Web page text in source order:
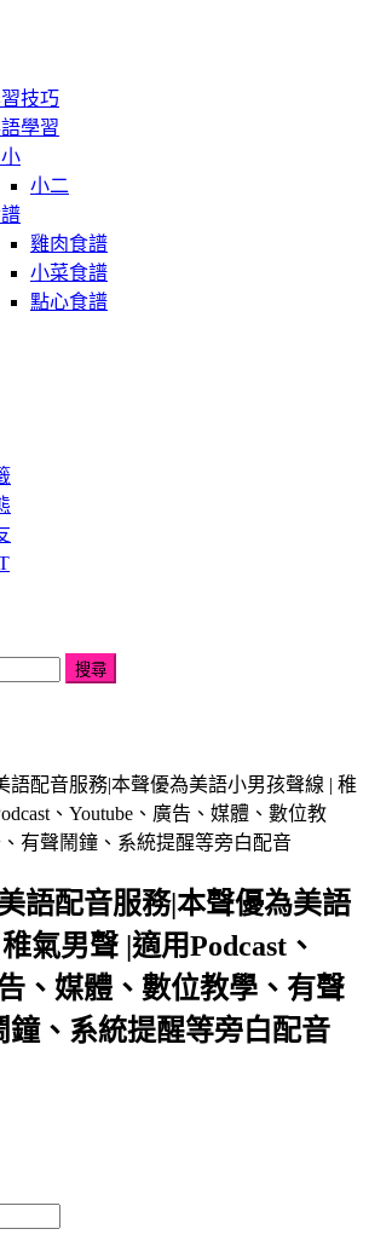
技巧
學習
小二
雞肉食譜
小菜食譜
點心食譜
語配音服務|本聲優為美語小男孩聲線 | 稚
、Youtube、廣告、媒體、數位教
有聲鬧鐘、系統提醒等旁白配音
語配音服務|本聲優為美語
氣男聲 |適用Podcast、
、媒體、數位教學、有聲
鐘、系統提醒等旁白配音